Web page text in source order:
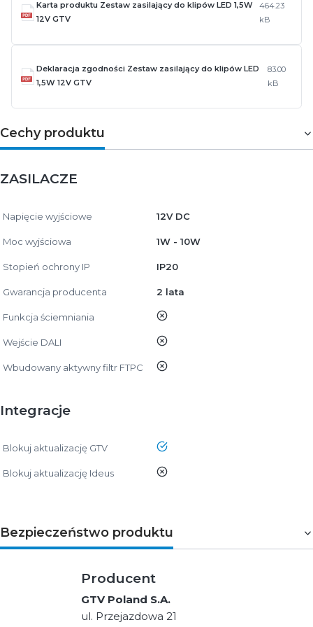
Karta produktu Zestaw zasilający do klipów LED 1,5W
12V GTV
464.23
kB
Deklaracja zgodności Zestaw zasilający do klipów LED
1,5W 12V GTV
83.00
kB
Cechy produktu
ZASILACZE
Napięcie wyjściowe 12V DC
Moc wyjściowa 1W - 10W
Stopień ochrony IP IP20
Gwarancja producenta 2 lata
Funkcja ściemniania nie
Wejście DALI nie
Wbudowany aktywny filtr FTPC nie
Integracje
Blokuj aktualizację GTV tak
Blokuj aktualizację Ideus nie
Bezpieczeństwo produktu
Producent
GTV Poland S.A.
ul. Przejazdowa 21